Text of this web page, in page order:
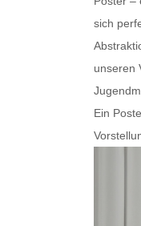
sich
unseren
Ein